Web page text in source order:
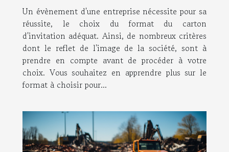
Un évènement d'une entreprise nécessite pour sa
réussite, le choix du format du carton
d'invitation adéquat. Ainsi, de nombreux critères
dont le reflet de l'image de la société, sont à
prendre en compte avant de procéder à votre
choix. Vous souhaitez en apprendre plus sur le
format à choisir pour...